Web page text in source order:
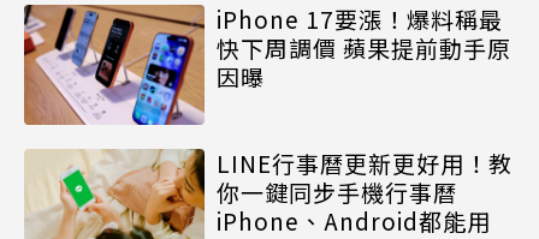
iPhone 17要漲！爆料稱最
快下周調價 蘋果提前動手原
因曝
LINE行事曆更新更好用！教
你一鍵同步手機行事曆
iPhone、Android都能用